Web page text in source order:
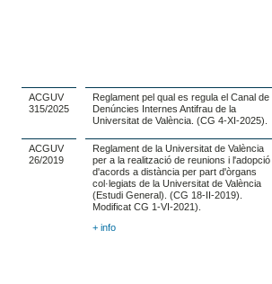
ACGUV
315/2025
Reglament pel qual es regula el Canal de
Denúncies Internes Antifrau de la
Universitat de València. (CG 4-XI-2025).
ACGUV
26/2019
Reglament de la Universitat de València
per a la realització de reunions i l'adopció
d'acords a distància per part d'òrgans
col·legiats de la Universitat de València
(Estudi General). (CG 18-II-2019).
Modificat CG 1-VI-2021).
+ info